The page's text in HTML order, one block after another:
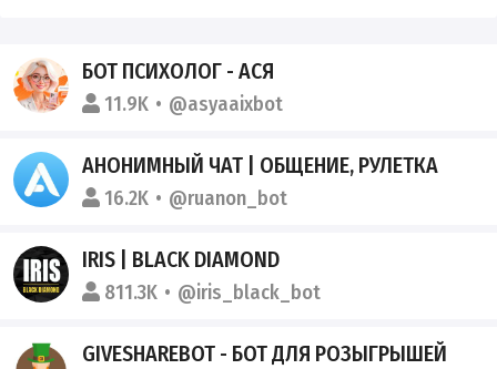
БОТ ПСИХОЛОГ - АСЯ
11.9K @asyaaixbot
АНОНИМНЫЙ ЧАТ | ОБЩЕНИЕ, РУЛЕТКА
16.2K @ruanon_bot
IRIS | BLACK DIAMOND
811.3K @iris_black_bot
GIVESHAREBOT - БОТ ДЛЯ РОЗЫГРЫШЕЙ